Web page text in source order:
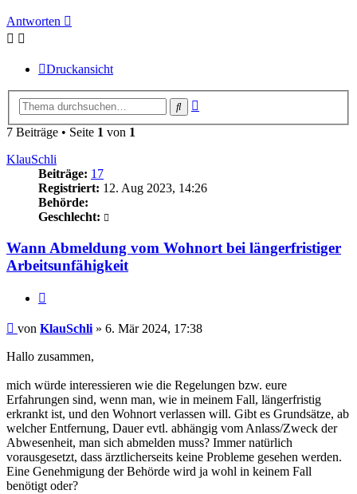
Antworten
Druckansicht
Suche
7 Beiträge • Seite 1 von 1
KlauSchli
Beiträge: 17
Registriert: 12. Aug 2023, 14:26
Behörde:
Geschlecht:
Wann Abmeldung vom Wohnort bei längerfristiger
Arbeitsunfähigkeit
Beitrag
von KlauSchli » 6. Mär 2024, 17:38
Hallo zusammen,
mich würde interessieren wie die Regelungen bzw. eure
Erfahrungen sind, wenn man, wie in meinem Fall, längerfristig
erkrankt ist, und den Wohnort verlassen will. Gibt es Grundsätze, ab
welcher Entfernung, Dauer evtl. abhängig vom Anlass/Zweck der
Abwesenheit, man sich abmelden muss? Immer natürlich
vorausgesetzt, dass ärztlicherseits keine Probleme gesehen werden.
Eine Genehmigung der Behörde wird ja wohl in keinem Fall
benötigt oder?